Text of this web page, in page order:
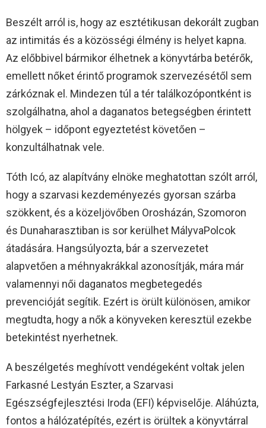
Beszélt arról is, hogy az esztétikusan dekorált zugban
az intimitás és a közösségi élmény is helyet kapna.
Az előbbivel bármikor élhetnek a könyvtárba betérők,
emellett nőket érintő programok szervezésétől sem
zárkóznak el. Mindezen túl a tér találkozópontként is
szolgálhatna, ahol a daganatos betegségben érintett
hölgyek – időpont egyeztetést követően –
konzultálhatnak vele.
Tóth Icó, az alapítvány elnöke meghatottan szólt arról,
hogy a szarvasi kezdeményezés gyorsan szárba
szökkent, és a közeljövőben Orosházán, Szomoron
és Dunaharasztiban is sor kerülhet MályvaPolcok
átadására. Hangsúlyozta, bár a szervezetet
alapvetően a méhnyakrákkal azonosítják, mára már
valamennyi női daganatos megbetegedés
prevencióját segítik. Ezért is örült különösen, amikor
megtudta, hogy a nők a könyveken keresztül ezekbe
betekintést nyerhetnek.
A beszélgetés meghívott vendégeként voltak jelen
Farkasné Lestyán Eszter, a Szarvasi
Egészségfejlesztési Iroda (EFI) képviselője. Aláhúzta,
fontos a hálózatépítés, ezért is örültek a könyvtárral